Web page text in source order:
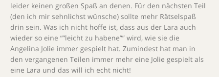
leider keinen großen Spaß an denen. Für den nächsten Teil
(den ich mir sehnlichst wünsche) sollte mehr Rätselspaß
drin sein. Was ich nicht hoffe ist, dass aus der Lara auch
wieder so eine “”leicht zu habene”” wird, wie sie die
Angelina Jolie immer gespielt hat. Zumindest hat man in
den vergangenen Teilen immer mehr eine Jolie gespielt als
eine Lara und das will ich echt nicht!